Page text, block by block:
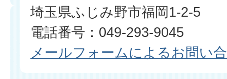
埼玉県ふじみ野市福岡1-2-5
電話番号：049-293-9045
メールフォームによるお問い